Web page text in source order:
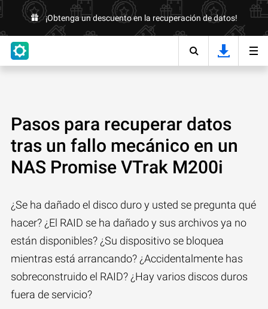
¡Obtenga un descuento en la recuperación de datos!
Pasos para recuperar datos
tras un fallo mecánico en un
NAS Promise VTrak M200i
¿Se ha dañado el disco duro y usted se pregunta qué
hacer? ¿El RAID se ha dañado y sus archivos ya no
están disponibles? ¿Su dispositivo se bloquea
mientras está arrancando? ¿Accidentalmente has
sobreconstruido el RAID? ¿Hay varios discos duros
fuera de servicio?